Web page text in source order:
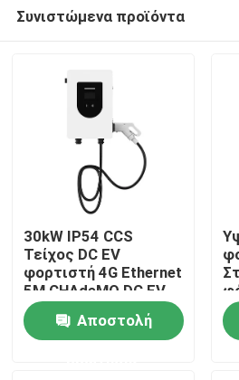
Αρχική Σελίδα
Προϊόντα
Συνιστώμενα προϊόντα
30kW IP54 CCS
Τείχος DC EV
φορτιστή 4G Ethernet
5M CHAdeMO DC EV
σταθμός φόρτισης
Αποστολή